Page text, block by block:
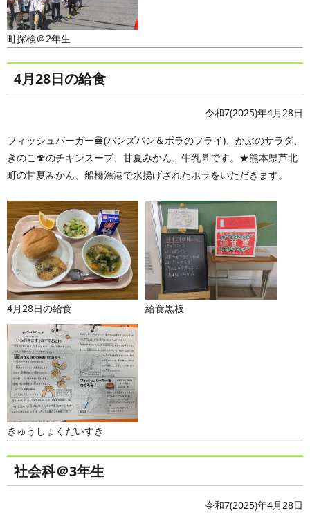
町探検＠2年生
4月28日の給食
令和7(2025)年4月28日
フィッシュバーガー🍔(バンズパン＆ボラのフライ)、かぶのサラダ、
きのこ🍄のチキンスープ、甘夏みかん、牛乳🥛です。★熊本県芦北
町の甘夏みかん、船橋漁港で水揚げされたボラをいただきます。
4月28日の給食 給食黒板
きゅうしょくだいすき
社会科＠3年生
令和7(2025)年4月28日